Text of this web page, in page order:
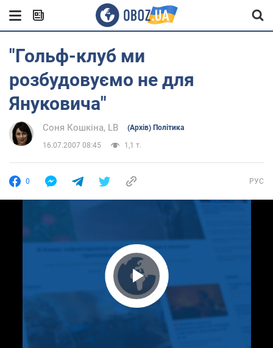
"Гольф-клуб ми
розбудовуємо не для
Януковича"
Соня Кошкіна, LB (Архів) Політика
16.07.2007 08:45 1,1 т.
0 РУС
Play Video